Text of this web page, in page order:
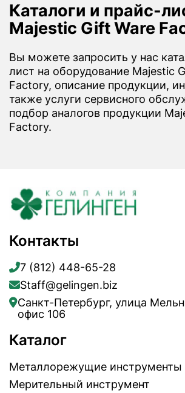
Каталоги и прайс-
Majestic Gift Ware
Вы можете запросить у нас
лист на оборудование Majestic
Factory, описание продукции,
также услуги сервисного
подбор аналогов продукции
Factory.
Контакты
7 (812) 448-65-28
Staff@gelingen.biz
Санкт-Петербург, улица
офис 106
Каталог
Металлорежущие инструменты
Мерительный инструмент